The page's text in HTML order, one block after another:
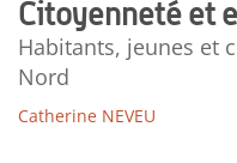
Citoyenneté et
Habitants, jeunes et
Nord
Catherine NEVEU